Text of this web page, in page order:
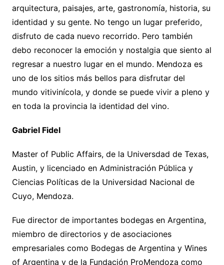
arquitectura, paisajes, arte, gastronomía, historia, su
identidad y su gente. No tengo un lugar preferido,
disfruto de cada nuevo recorrido. Pero también
debo reconocer la emoción y nostalgia que siento al
regresar a nuestro lugar en el mundo. Mendoza es
uno de los sitios más bellos para disfrutar del
mundo vitivinícola, y donde se puede vivir a pleno y
en toda la provincia la identidad del vino.
Gabriel Fidel
Master of Public Affairs, de la Universdad de Texas,
Austin, y licenciado en Administración Pública y
Ciencias Políticas de la Universidad Nacional de
Cuyo, Mendoza.
Fue director de importantes bodegas en Argentina,
miembro de directorios y de asociaciones
empresariales como Bodegas de Argentina y Wines
of Argentina y de la Fundación ProMendoza como